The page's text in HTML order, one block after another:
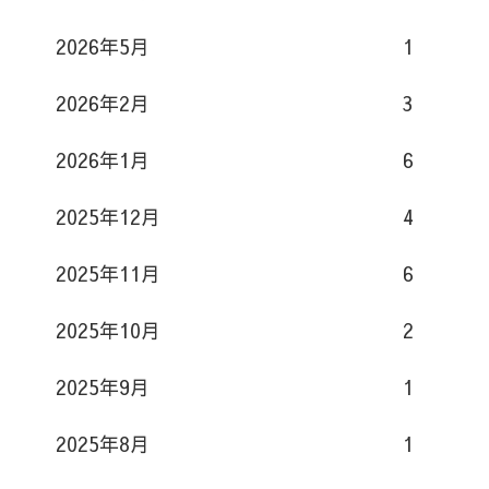
2026年5月 1
2026年2月 3
2026年1月 6
2025年12月 4
2025年11月 6
2025年10月 2
2025年9月 1
2025年8月 1